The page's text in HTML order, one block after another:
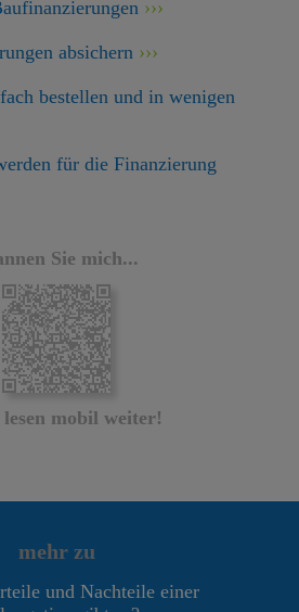
absichern
bestellen und in wenigen
für die Finanzierung
Sie mich...
mobil weiter!
mehr zu
und Nachteile einer